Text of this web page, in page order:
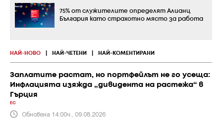
НАЙ-НОВО НАЙ-ЧЕТЕНИ НАЙ-КОМЕНТИРАНИ
Заплатите растат, но портфейлът не го усеща:
Инфлацията изяжда „дивидента на растежа“ в
Гърция
ЕС
Обновена 14:00ч., 09.08.2026
75% от служителите определят Алианц
България като страхотно място за работа